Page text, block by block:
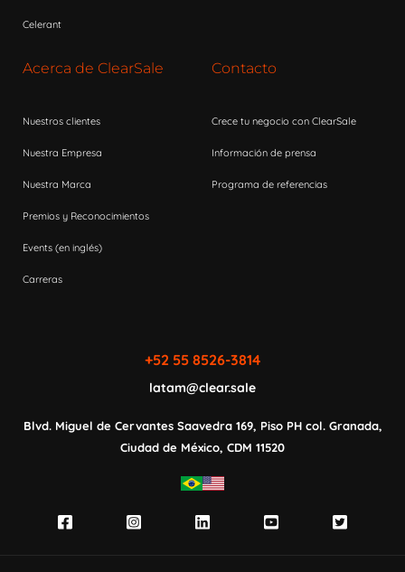
Celerant
Acerca de ClearSale
Nuestros clientes
Nuestra Empresa
Nuestra Marca
Premios y Reconocimientos
Events (en inglés)
Carreras
Contacto
Crece tu negocio con ClearSale
Información de prensa
Programa de referencias
+52 55 8526-3814
latam@clear.sale
Blvd. Miguel de Cervantes Saavedra 169, Piso PH col. Granada,
Ciudad de México, CDM 11520